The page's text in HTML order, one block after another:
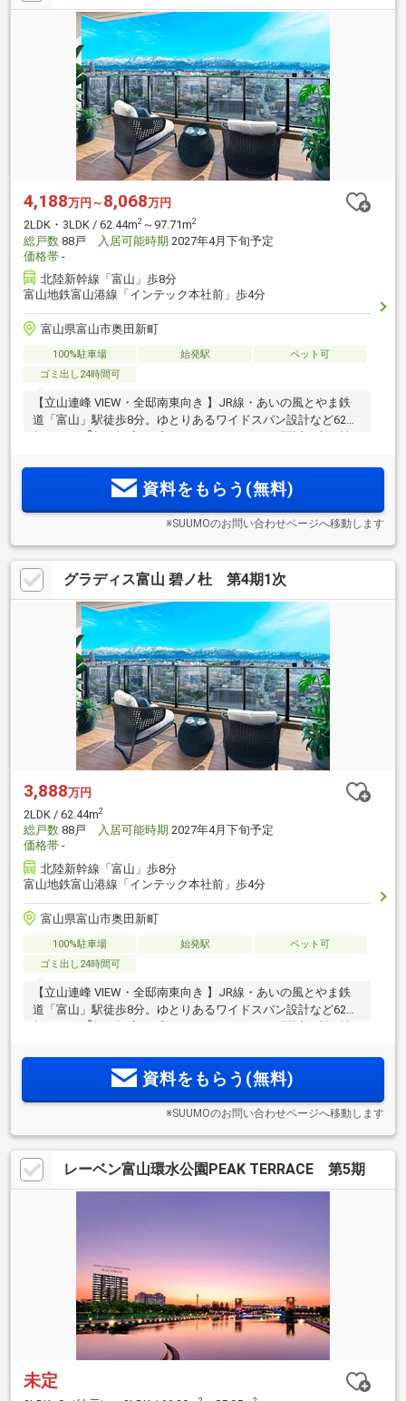
4,188万円～ 8,068万円
2LDK・3LDK / 62.44m2 ～97.71m2
総戸数 88戸 入居可能時期 2027年4月下旬予定
価格帯 -
北陸新幹線「富山」歩8分
富山地鉄富山港線「インテック本社前」歩4分
富山県富山市奥田新町
100%駐車場 始発駅
ペット可
ゴミ出し24時間可
【立山連峰 VIEW・全邸南東向き 】JR線・あいの風とやま鉄
道「富山」駅徒歩8分。ゆとりあるワイドスパン設計など62m
2
ョンに、全88邸、誕生。 ZEH-M Oriented・顔認証システム採
資料をもらう(無料)
※SUUMOのお問い合わせページへ移動します
グラディス富山 碧ノ杜 第4期1次
3,888万円
2LDK / 62.44m2
総戸数 88戸 入居可能時期 2027年4月下旬予定
価格帯 -
北陸新幹線「富山」歩8分
富山地鉄富山港線「インテック本社前」歩4分
富山県富山市奥田新町
100%駐車場 始発駅
ペット可
ゴミ出し24時間可
【立山連峰 VIEW・全邸南東向き 】JR線・あいの風とやま鉄
道「富山」駅徒歩8分。ゆとりあるワイドスパン設計など62m
2
ョンに、全88邸、誕生。 ZEH-M Oriented・顔認証システム採
資料をもらう(無料)
※SUUMOのお問い合わせページへ移動します
レーベン富山環水公園PEAK TERRACE 第5期
未定